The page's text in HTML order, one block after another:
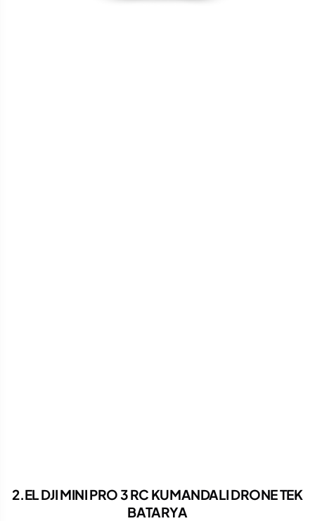
2.EL DJI MINI PRO 3 RC KUMANDALI DRONE TEK
BATARYA